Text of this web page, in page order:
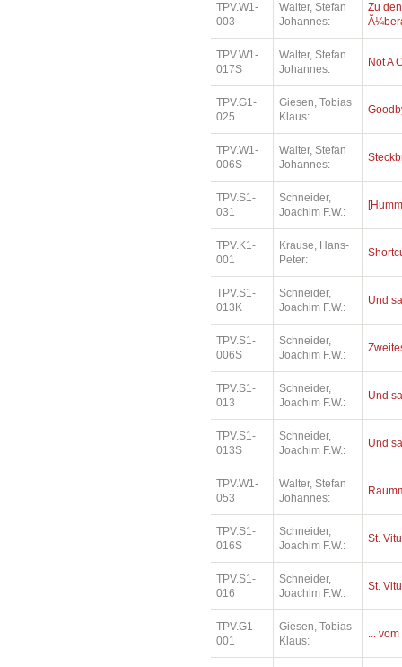
TPV.W1-
003
Walter, Stefan
Johannes:
Zu
TPV.W1-
017S
Walter, Stefan
Johannes:
Not A
TPV.G1-
025
Giesen, Tobias
Klaus:
TPV.W1-
006S
Walter, Stefan
Johannes:
TPV.S1-
031
Schneider,
Joachim F.W.:
TPV.K1-
001
Krause, Hans-
Peter:
TPV.S1-
013K
Schneider,
Joachim F.W.:
Und
TPV.S1-
006S
Schneider,
Joachim F.W.:
TPV.S1-
013
Schneider,
Joachim F.W.:
Und
TPV.S1-
013S
Schneider,
Joachim F.W.:
Und
TPV.W1-
053
Walter, Stefan
Johannes:
TPV.S1-
016S
Schneider,
Joachim F.W.:
St.
TPV.S1-
016
Schneider,
Joachim F.W.:
St.
TPV.G1-
001
Giesen, Tobias
Klaus:
...